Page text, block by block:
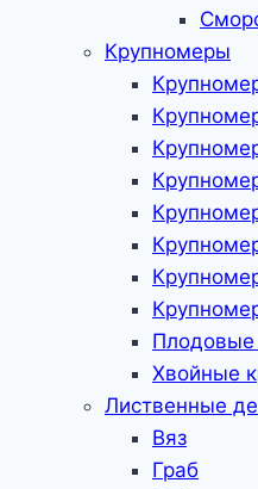
Крупномеры
Хвойные
Лиственные
Вяз
Граб